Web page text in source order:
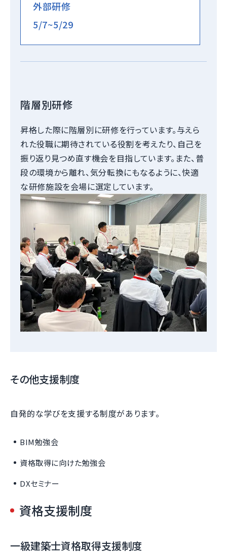
外部研修
5/7~5/29
階層別研修
昇格した際に階層別に研修を行っています。与えら
れた役職に期待されている役割を考えたり、自己を
振り返り見つめ直す機会を目指しています。また、普
段の環境から離れ、気分転換にもなるように、快適
な研修施設を会場に選定しています。
その他支援制度
自発的な学びを支援する制度があります。
BIM勉強会
資格取得に向けた勉強会
DXセミナー
資格支援制度
一級建築士資格取得支援制度